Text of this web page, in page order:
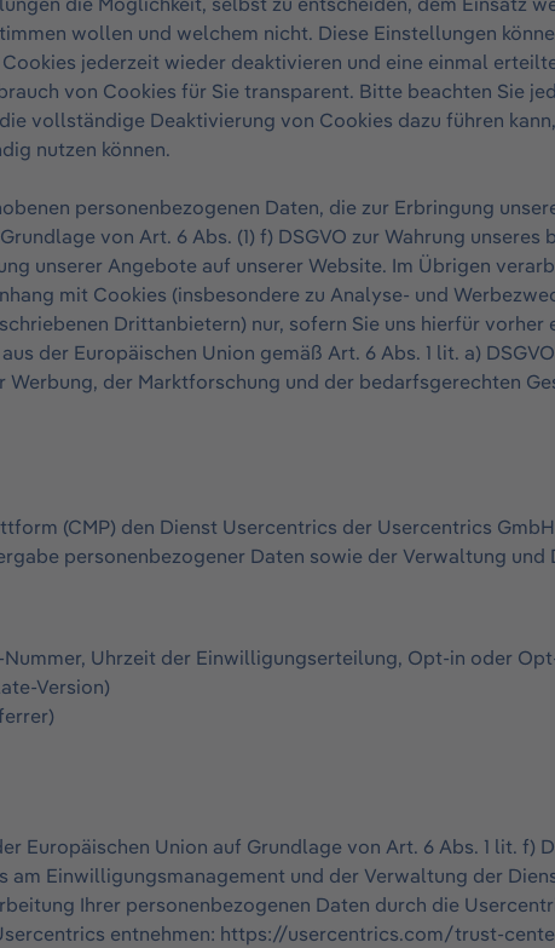
wollen und welchem nicht. Diese Einstellungen
jederzeit wieder deaktivieren und eine einmal
von Cookies für Sie transparent. Bitte beachten Sie
vollständige Deaktivierung von Cookies dazu führen
nutzen können.
personenbezogenen Daten, die zur Erbringung
von Art. 6 Abs. (1) f) DSGVO zur Wahrung unseres
unserer Angebote auf unserer Website. Im Übrigen
mit Cookies (insbesondere zu Analyse- und
Drittanbietern) nur, sofern Sie uns hierfür vorher
der Europäischen Union gemäß Art. 6 Abs. 1 lit. a)
der Marktforschung und der bedarfsgerechten
(CMP) den Dienst Usercentrics der Usercentrics
personenbezogener Daten sowie der Verwaltung und
Uhrzeit der Einwilligungserteilung, Opt-in oder
Version)
Europäischen Union auf Grundlage von Art. 6 Abs. 1 lit. f)
am Einwilligungsmanagement und der Verwaltung der
Ihrer personenbezogenen Daten durch die
entnehmen: https://usercentrics.com/trust-